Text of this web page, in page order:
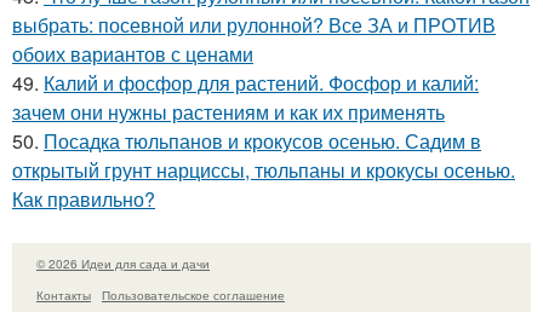
выбрать: посевной или рулонной? Все ЗА и ПРОТИВ
обоих вариантов с ценами
49. Калий и фосфор для растений. Фосфор и калий:
зачем они нужны растениям и как их применять
50. Посадка тюльпанов и крокусов осенью. Садим в
открытый грунт нарциссы, тюльпаны и крокусы осенью.
Как правильно?
© 2026 Идеи для сада и дачи
Контакты
Пользовательское соглашение